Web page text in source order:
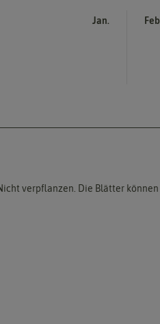
Jan.
verpflanzen. Die Blätter